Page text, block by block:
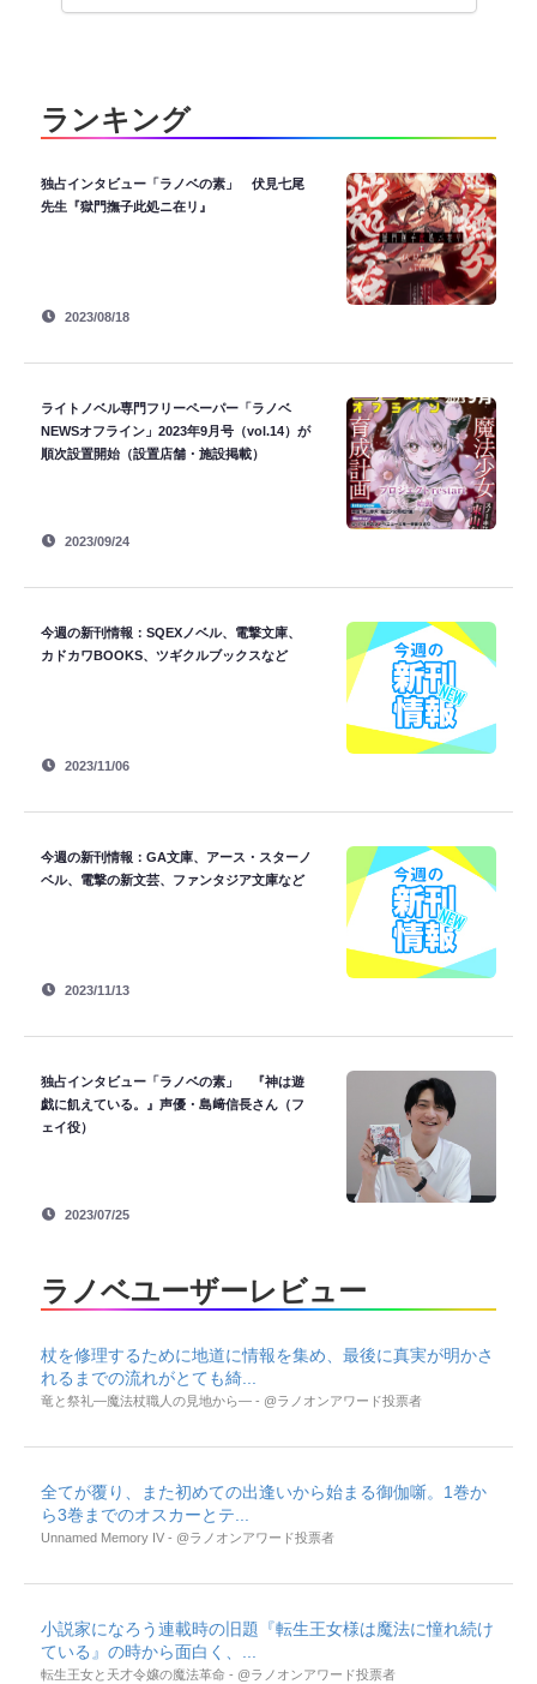
ランキング
独占インタビュー「ラノベの素」 伏見七尾
先生『獄門撫子此処ニ在リ』
2023/08/18
ライトノベル専門フリーペーパー「ラノベ
NEWSオフライン」2023年9月号（vol.14）が
順次設置開始（設置店舗・施設掲載）
2023/09/24
今週の新刊情報：SQEXノベル、電撃文庫、
カドカワBOOKS、ツギクルブックスなど
2023/11/06
今週の新刊情報：GA文庫、アース・スターノ
ベル、電撃の新文芸、ファンタジア文庫など
2023/11/13
独占インタビュー「ラノベの素」 『神は遊
戯に飢えている。』声優・島﨑信長さん（フ
ェイ役）
2023/07/25
ラノベユーザーレビュー
杖を修理するために地道に情報を集め、最後に真実が明かさ
れるまでの流れがとても綺...
竜と祭礼―魔法杖職人の見地から― - @ラノオンアワード投票者
全てが覆り、また初めての出逢いから始まる御伽噺。1巻か
ら3巻までのオスカーとテ...
Unnamed Memory IV - @ラノオンアワード投票者
小説家になろう連載時の旧題『転生王女様は魔法に憧れ続け
ている』の時から面白く、...
転生王女と天才令嬢の魔法革命 - @ラノオンアワード投票者